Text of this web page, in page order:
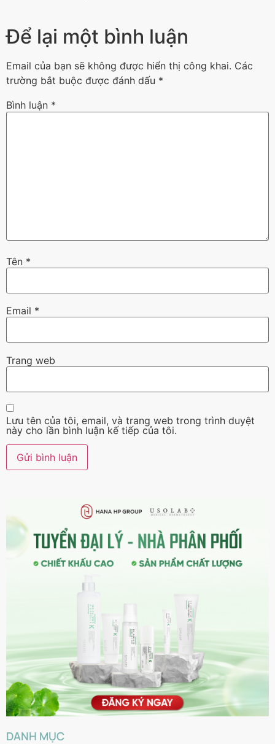
Để lại một bình luận
Email của bạn sẽ không được hiển thị công khai. Các
trường bắt buộc được đánh dấu *
Bình luận *
Tên *
Email *
Trang web
Lưu tên của tôi, email, và trang web trong trình duyệt
này cho lần bình luận kế tiếp của tôi.
DANH MỤC